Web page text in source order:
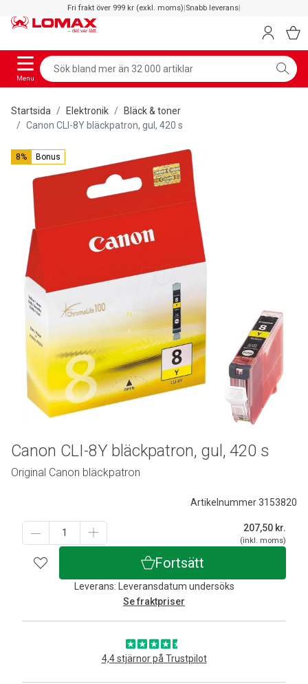
Fri frakt över 999 kr (exkl. moms)|Snabb leverans|
Menu
Startsida Elektronik
Bläck & toner
Canon CLI-8Y bläckpatron, gul, 420 s
8% Bonus
Artikelnummer 3153820
207,50 kr.
(inkl. moms)
Fortsätt
Leverans: Leveransdatum undersöks
Se fraktpriser
4,4 stjärnor på Trustpilot
Canon CLI-8Y bläckpatron, gul, 420 s
Original Canon bläckpatron